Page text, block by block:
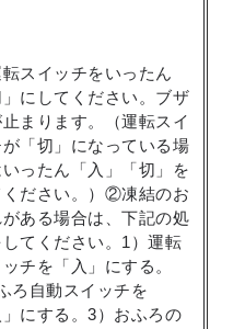
スイッチをいったん
」にしてください。ブザ
止まります。（運転スイ
が「切」になっている場
ったん「入」「切」を
ください。）②凍結のお
がある場合は、下記の処
てください。1）運転
ッチを「入」にする。
ろ自動スイッチを
」にする。3）おふろの